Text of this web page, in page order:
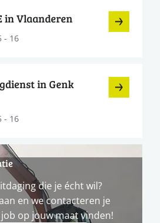
in Vlaanderen
- 16
in Genk
- 16
die je écht wil?
en we contacteren je
op jouw maat vinden!